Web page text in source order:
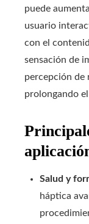
puede
usuario
con el
sensación de
percepción de
prolongando
Salud y
háptica